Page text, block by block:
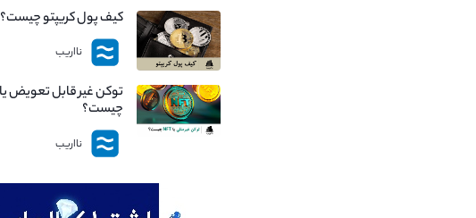
کیف پول کریپتو چیست؟
نااریب
چیست؟
نااریب